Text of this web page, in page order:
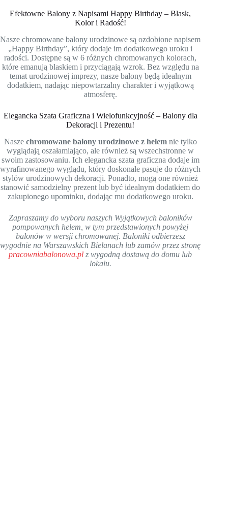
Efektowne Balony z Napisami Happy Birthday – Blask,
Kolor i Radość!
Nasze chromowane balony urodzinowe są ozdobione napisem
„Happy Birthday”, który dodaje im dodatkowego uroku i
radości. Dostępne są w 6 różnych chromowanych kolorach,
które emanują blaskiem i przyciągają wzrok. Bez względu na
temat urodzinowej imprezy, nasze balony będą idealnym
dodatkiem, nadając niepowtarzalny charakter i wyjątkową
atmosferę.
Elegancka Szata Graficzna i Wielofunkcyjność – Balony dla
Dekoracji i Prezentu!
Naszechromowane balony urodzinowe z helemnie tylko
wyglądają oszałamiająco, ale również są wszechstronne w
swoim zastosowaniu. Ich elegancka szata graficzna dodaje im
wyrafinowanego wyglądu, który doskonale pasuje do różnych
stylów urodzinowych dekoracji. Ponadto, mogą one również
stanowić samodzielny prezent lub być idealnym dodatkiem do
zakupionego upominku, dodając mu dodatkowego uroku.
Zapraszamy do wyboru naszych Wyjątkowych baloników
pompowanych helem, w tym przedstawionych powyżej
balonów w wersji chromowanej. Baloniki odbierzesz
wygodnie na Warszawskich Bielanach lub zamów przez stronę
pracowniabalonowa.pl z wygodną dostawą do domu lub
lokalu.